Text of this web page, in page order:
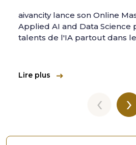
aivancity lance son Online
Applied AI and Data
talents de l'IA partout dans
Lire plus
‹ ›